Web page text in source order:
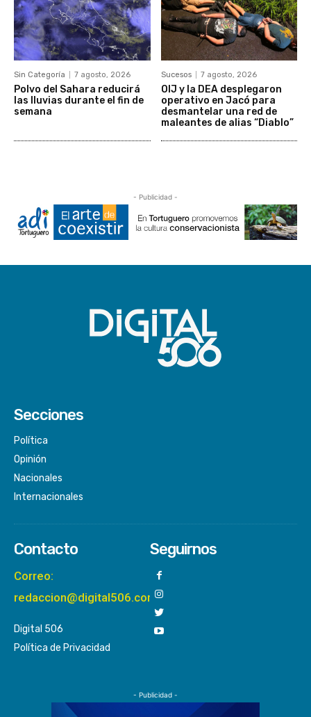
Sin Categoría 7 agosto, 2026
Polvo del Sahara reducirá
las lluvias durante el fin de
semana
Sucesos 7 agosto, 2026
OIJ y la DEA desplegaron
operativo en Jacó para
desmantelar una red de
maleantes de alias “Diablo”
- Publicidad -
Secciones
Política
Opinión
Nacionales
Internacionales
Contacto
Correo:
redaccion@digital506.com
Digital 506
Política de Privacidad
Seguirnos
- Publicidad -